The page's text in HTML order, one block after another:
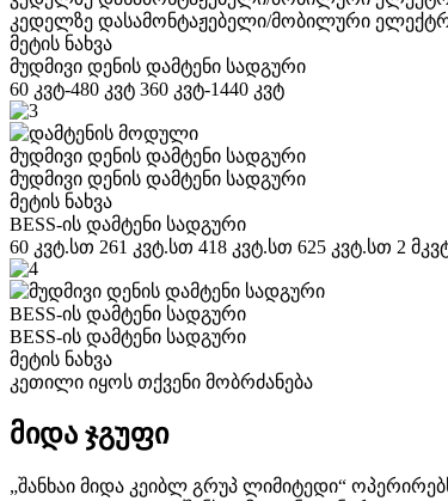
კედელზე დასამონტაჟებელი/მობილური
მეტის ნახვა
მუდმივი დენის დამტენი სადგური
60 კვტ-480 კვტ 360 კვტ-1440 კვტ
მუდმივი დენის დამტენი სადგური
მუდმივი დენის დამტენი სადგური
მეტის ნახვა
BESS-ის დამტენი სადგური
60 კვტ.სთ 261 კვტ.სთ 418 კვტ.სთ 625 კვტ.სთ 2
BESS-ის დამტენი სადგური
BESS-ის დამტენი სადგური
მეტის ნახვა
კეთილი იყოს თქვენი მობრძანება
მიდა ჯგუფი
„შანხაი მიდა კეიბლ გრუპ ლიმიტედი“